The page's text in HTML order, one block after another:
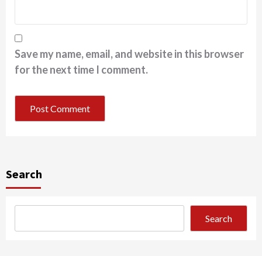
Save my name, email, and website in this browser
for the next time I comment.
Search
Search